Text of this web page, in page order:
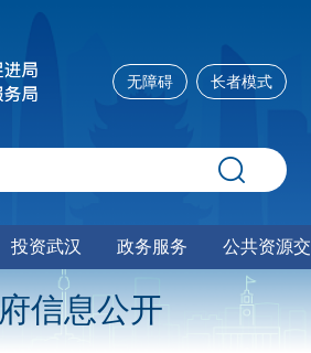
无障碍 长者模式
投资武汉 政务服务 公共资源
信息公开